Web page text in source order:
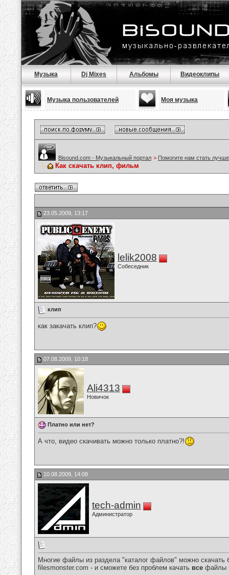
Музыка Dj Mixes Альбомы Видеоклипы
Музыка пользователей Моя музыка
Bisound.com - Музыкальный портал > Помогите нам стать
Как скачать клип, фильм
23.05.2009, 13:17
lelik2008
Собеседник
клип
как закачать клип?
07.08.2009, 10:18
Ali4313
Новичок
Платно или нет?
А что, видео скачивать можно только платно?!
10.08.2009, 14:08
tech-admin
Администратор
Многие файлы из раздела "каталог файлов" можно скачать
filesmonster.com - и сможете без проблем качать все файлы